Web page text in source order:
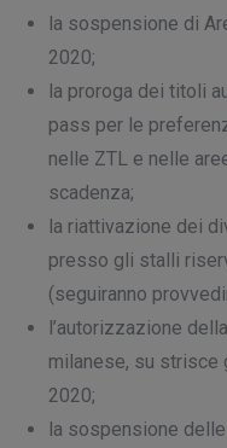
la sospensione di
2020;
la proroga dei titoli
pass per le
nelle ZTL e nelle
scadenza;
la riattivazione dei
presso gli stalli
(seguiranno
l’autorizzazione
milanese, su strisce
2020;
la sospensione